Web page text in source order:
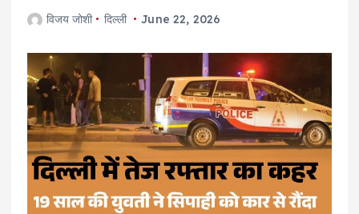
विजय जोशी दिल्ली June 22, 2026